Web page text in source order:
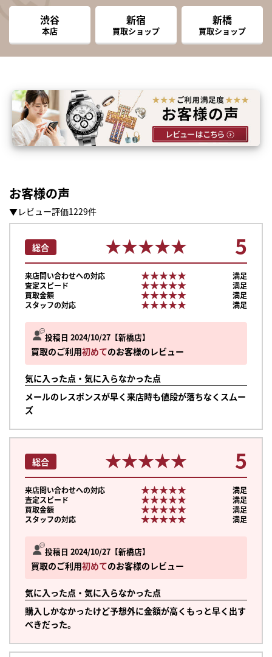
渋谷
本店
新宿
買取ショップ
新橋
買取ショップ
お客様の声
▼レビュー評価1229件
投稿日 2024/10/27 新橋店
買取のご利用初めてのお客様のレビュー
気に入った点・気に入らなかった点
メールのレスポンスが早く来店時も値段が落ちなくスムー
ズ
総合 ★★★★★
★★★★★ 5
来店問い合わせへの対応 ★★★★★
★★★★★
満足
査定スピード
★★★★★
★★★★★
満足
買取金額
★★★★★
★★★★★
満足
スタッフの対応
★★★★★
★★★★★ 満足
投稿日 2024/10/27 新橋店
買取のご利用初めてのお客様のレビュー
気に入った点・気に入らなかった点
購入しかなかったけど予想外に金額が高くもっと早く出す
べきだった。
総合 ★★★★★
★★★★★ 5
来店問い合わせへの対応 ★★★★★
★★★★★
満足
査定スピード
★★★★★
★★★★★
満足
買取金額
★★★★★
★★★★★
満足
スタッフの対応
★★★★★
★★★★★ 満足